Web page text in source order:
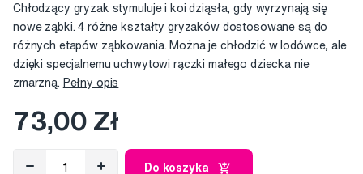
Chłodzący gryzak stymuluje i koi dziąsła, gdy wyrzynają się
nowe ząbki. 4 różne kształty gryzaków dostosowane są do
różnych etapów ząbkowania. Można je chłodzić w lodówce, ale
dzięki specjalnemu uchwytowi rączki małego dziecka nie
zmarzną. Pełny opis
73,00 Zł
Do koszyka